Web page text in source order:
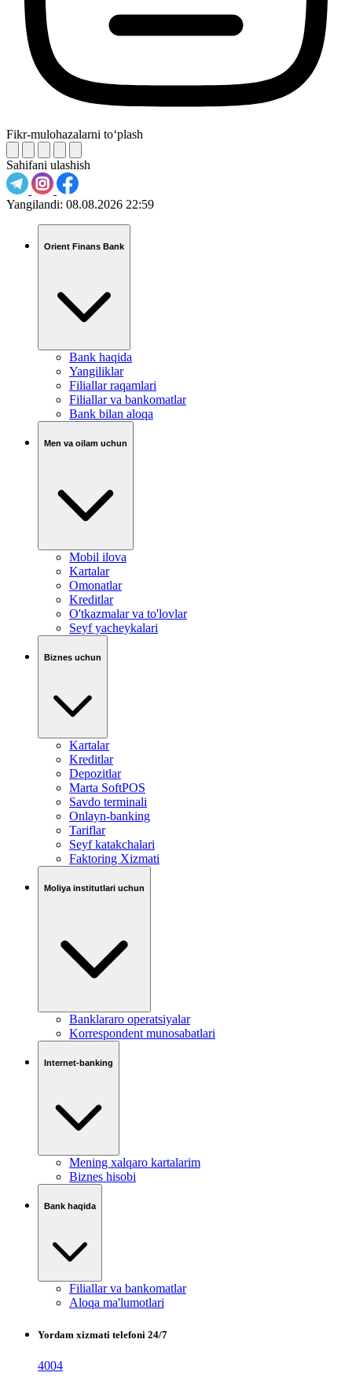
Fikr-mulohazalarni to‘plash
Sahifani ulashish
Yangilandi: 08.08.2026 22:59
Orient Finans Bank
Bank haqida
Yangiliklar
Filiallar raqamlari
Filiallar va bankomatlar
Bank bilan aloqa
Men va oilam uchun
Mobil ilova
Kartalar
Omonatlar
Kreditlar
O'tkazmalar va to'lovlar
Seyf yacheykalari
Biznes uchun
Kartalar
Kreditlar
Depozitlar
Marta SoftPOS
Savdo terminali
Onlayn-banking
Tariflar
Seyf katakchalari
Faktoring Xizmati
Moliya institutlari uchun
Banklararo operatsiyalar
Korrespondent munosabatlari
Internet-banking
Mening xalqaro kartalarim
Biznes hisobi
Bank haqida
Filiallar va bankomatlar
Aloqa ma'lumotlari
Yordam xizmati telefoni 24/7
4004